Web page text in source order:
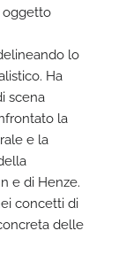
oggetto
lo
Ha
scena
la
e la
e di Henze.
concetti di
delle